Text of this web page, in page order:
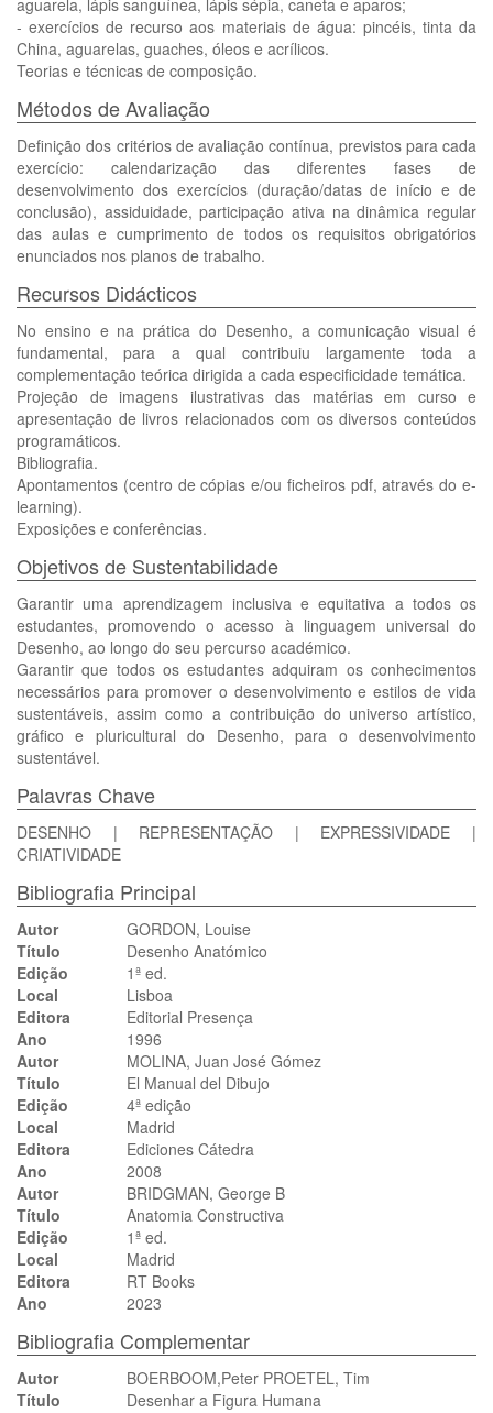
aguarela, lápis sanguínea, lápis sépia, caneta e aparos;
- exercícios de recurso aos materiais de água: pincéis, tinta da
China, aguarelas, guaches, óleos e acrílicos.
Teorias e técnicas de composição.
Métodos de Avaliação
Definição dos critérios de avaliação contínua, previstos para cada
exercício: calendarização das diferentes fases de
desenvolvimento dos exercícios (duração/datas de início e de
conclusão), assiduidade, participação ativa na dinâmica regular
das aulas e cumprimento de todos os requisitos obrigatórios
enunciados nos planos de trabalho.
Recursos Didácticos
No ensino e na prática do Desenho, a comunicação visual é
fundamental, para a qual contribuiu largamente toda a
complementação teórica dirigida a cada especificidade temática.
Projeção de imagens ilustrativas das matérias em curso e
apresentação de livros relacionados com os diversos conteúdos
programáticos.
Bibliografia.
Apontamentos (centro de cópias e/ou ficheiros pdf, através do e-
learning).
Exposições e conferências.
Objetivos de Sustentabilidade
Garantir uma aprendizagem inclusiva e equitativa a todos os
estudantes, promovendo o acesso à linguagem universal do
Desenho, ao longo do seu percurso académico.
Garantir que todos os estudantes adquiram os conhecimentos
necessários para promover o desenvolvimento e estilos de vida
sustentáveis, assim como a contribuição do universo artístico,
gráfico e pluricultural do Desenho, para o desenvolvimento
sustentável.
Palavras Chave
DESENHO | REPRESENTAÇÃO | EXPRESSIVIDADE |
CRIATIVIDADE
Bibliografia Principal
Autor
GORDON, Louise
Título
Desenho Anatómico
Edição
1ª ed.
Local
Lisboa
Editora
Editorial Presença
Ano
1996
Autor
MOLINA, Juan José Gómez
Título
El Manual del Dibujo
Edição
4ª edição
Local
Madrid
Editora
Ediciones Cátedra
Ano
2008
Autor
BRIDGMAN, George B
Título
Anatomia Constructiva
Edição
1ª ed.
Local
Madrid
Editora
RT Books
Ano
2023
Bibliografia Complementar
Autor
BOERBOOM,Peter PROETEL, Tim
Título
Desenhar a Figura Humana